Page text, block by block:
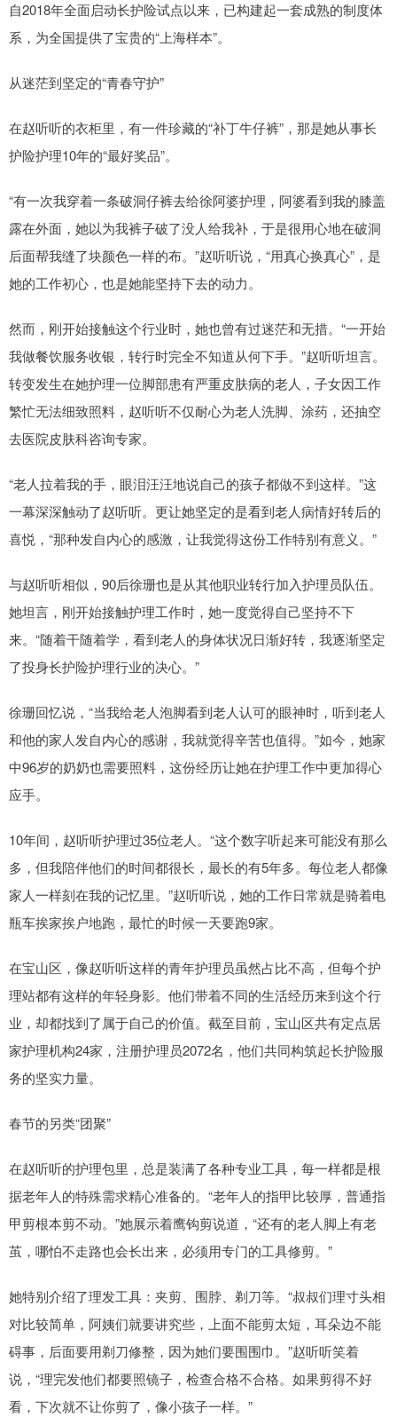
自2018年全面启动长护险试点以来，已构建起一套成熟的制度体
系，为全国提供了宝贵的“上海样本”。
从迷茫到坚定的“青春守护”
在赵听听的衣柜里，有一件珍藏的“补丁牛仔裤”，那是她从事长
护险护理10年的“最好奖品”。
“有一次我穿着一条破洞仔裤去给徐阿婆护理，阿婆看到我的膝盖
露在外面，她以为我裤子破了没人给我补，于是很用心地在破洞
后面帮我缝了块颜色一样的布。”赵听听说，“用真心换真心”，是
她的工作初心，也是她能坚持下去的动力。
然而，刚开始接触这个行业时，她也曾有过迷茫和无措。“一开始
我做餐饮服务收银，转行时完全不知道从何下手。”赵听听坦言。
转变发生在她护理一位脚部患有严重皮肤病的老人，子女因工作
繁忙无法细致照料，赵听听不仅耐心为老人洗脚、涂药，还抽空
去医院皮肤科咨询专家。
“老人拉着我的手，眼泪汪汪地说自己的孩子都做不到这样。”这
一幕深深触动了赵听听。更让她坚定的是看到老人病情好转后的
喜悦，“那种发自内心的感激，让我觉得这份工作特别有意义。”
与赵听听相似，90后徐珊也是从其他职业转行加入护理员队伍。
她坦言，刚开始接触护理工作时，她一度觉得自己坚持不下
来。“随着干随着学，看到老人的身体状况日渐好转，我逐渐坚定
了投身长护险护理行业的决心。”
徐珊回忆说，“当我给老人泡脚看到老人认可的眼神时，听到老人
和他的家人发自内心的感谢，我就觉得辛苦也值得。”如今，她家
中96岁的奶奶也需要照料，这份经历让她在护理工作中更加得心
应手。
10年间，赵听听护理过35位老人。“这个数字听起来可能没有那么
多，但我陪伴他们的时间都很长，最长的有5年多。每位老人都像
家人一样刻在我的记忆里。”赵听听说，她的工作日常就是骑着电
瓶车挨家挨户地跑，最忙的时候一天要跑9家。
在宝山区，像赵听听这样的青年护理员虽然占比不高，但每个护
理站都有这样的年轻身影。他们带着不同的生活经历来到这个行
业，却都找到了属于自己的价值。截至目前，宝山区共有定点居
家护理机构24家，注册护理员2072名，他们共同构筑起长护险服
务的坚实力量。
春节的另类“团聚”
在赵听听的护理包里，总是装满了各种专业工具，每一样都是根
据老年人的特殊需求精心准备的。“老年人的指甲比较厚，普通指
甲剪根本剪不动。”她展示着鹰钩剪说道，“还有的老人脚上有老
茧，哪怕不走路也会长出来，必须用专门的工具修剪。”
她特别介绍了理发工具：夹剪、围脖、剃刀等。“叔叔们理寸头相
对比较简单，阿姨们就要讲究些，上面不能剪太短，耳朵边不能
碍事，后面要用剃刀修整，因为她们要围围巾。”赵听听笑着
说，“理完发他们都要照镜子，检查合格不合格。如果剪得不好
看，下次就不让你剪了，像小孩子一样。”